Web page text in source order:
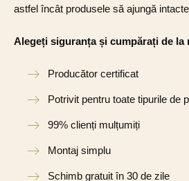
astfel încât produsele să ajungă
Alegeți siguranța și cumpărați de la
Producător certificat
Potrivit pentru toate tipurile de
99% clienți mulțumiți
Montaj simplu
Schimb gratuit în 30 de zile